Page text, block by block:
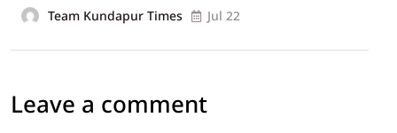
Team Kundapur Times Jul 22
Leave a comment